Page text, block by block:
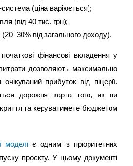
система (ціна варіюється);
(від 40 тис. грн);
від загального доходу).
фінансові вкладення у
дозволяють максимально
прибуток від піцерії.
дорожня карта того, як ви
та керуватимете бюджетом
моделі є одним із пріоритетних
проєкту. У цьому документі